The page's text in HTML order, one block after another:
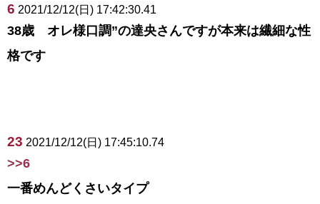
6 2021/12/12(日) 17:42:30.41
38歳 オレ様口調”の達央さんですが本来は繊細な性
格です
23 2021/12/12(日) 17:45:10.74
>>6
一番めんどくさいタイプ